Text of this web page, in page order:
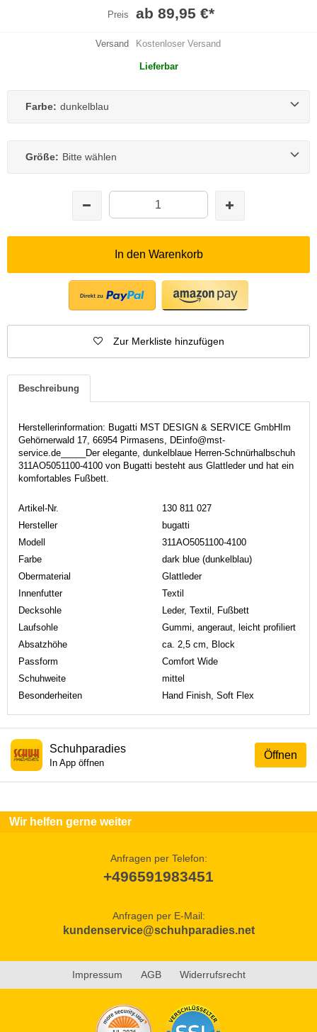
Preis ab 89,95 €*
Versand Kostenloser Versand
Lieferbar
Farbe: dunkelblau
Größe: Bitte wählen
In den Warenkorb
Zur Merkliste hinzufügen
Beschreibung
Herstellerinformation: Bugatti MST DESIGN & SERVICE GmbHIm
Gehörnerwald 17, 66954 Pirmasens, DEinfo@mst-
service.de_____Der elegante, dunkelblaue Herren-Schnürhalbschuh
311AO5051100-4100 von Bugatti besteht aus Glattleder und hat ein
komfortables Fußbett.
Artikel-Nr.
130 811 027
Hersteller
bugatti
Modell
311AO5051100-4100
Farbe
dark blue (dunkelblau)
Obermaterial
Glattleder
Innenfutter
Textil
Decksohle
Leder, Textil, Fußbett
Laufsohle
Gummi, angeraut, leicht profiliert
Absatzhöhe
ca. 2,5 cm, Block
Passform
Comfort Wide
Schuhweite
mittel
Besonderheiten
Hand Finish, Soft Flex
Öffnen
Schuhparadies
In App öffnen
Wir helfen gerne weiter
Anfragen per Telefon:
+496591983451
Anfragen per E-Mail:
kundenservice@schuhparadies.net
Impressum AGB Widerrufsrecht